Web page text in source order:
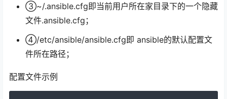
③~/.ansible.cfg即当前用户所在家目录下的一个隐藏
文件.ansible.cfg；
④/etc/ansible/ansible.cfg即 ansible的默认配置文
件所在路径；
配置文件示例